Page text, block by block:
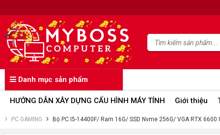
Danh mục sản phẩm
HƯỚNG DẪN XÂY DỰNG CẤU HÌNH MÁY TÍNH Giới thiệu
PC GAMING Bộ PC I5-14400F/ Ram 16G/ SSD Nvme 256G/ VGA RTX 6600